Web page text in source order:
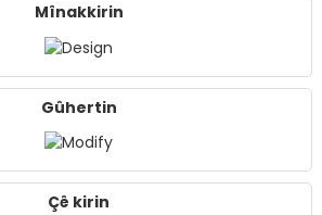
Mînakkirin
Gûhertin
Çê kirin